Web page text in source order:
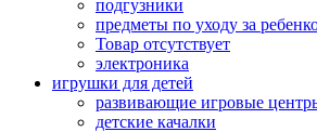
подгузники
предметы по уходу за
Товар отсутствует
электроника
игрушки для детей
развивающие игровые
детские качалки